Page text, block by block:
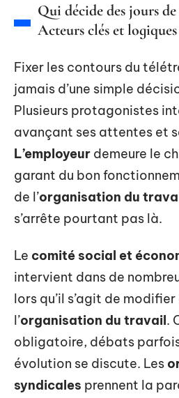
Qui décide des jours
Acteurs clés et
Fixer les contours du
jamais d’une simple
Plusieurs protagonistes
avançant ses attentes et
L’employeur demeure le
garant du bon
de l’organisation du
s’arrête pourtant pas là.
Le comité social et
intervient dans de
lors qu’il s’agit de
l’organisation du travail.
obligatoire, débats
évolution se discute. Les
syndicales prennent la